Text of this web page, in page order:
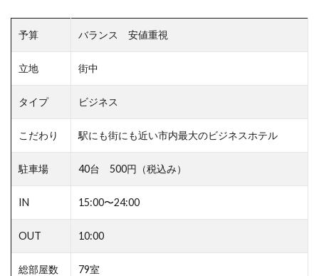
予算 バランス 安値重視
立地 街中
タイプ ビジネス
こだわり 駅にも街にも近い市内最大のビジネスホテル
駐車場 40台 500円（税込み）
IN 15:00〜24:00
OUT 10:00
総部屋数 79室